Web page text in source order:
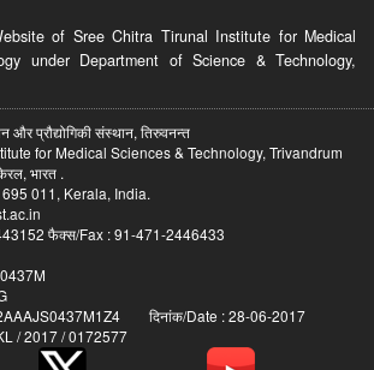
of Sree Chitra Tirunal Institute for Medical
under Department of Science & Technology,
और प्रौद्योगिकी संस्थान, तिरुवनन्त
for Medical Sciences & Technology, Trivandrum
भारत .
011, Kerala, India.
फैक्स/Fax : 91-471-2446433
दिनांक/Date : 28-06-2017
/ 2017 / 0172577